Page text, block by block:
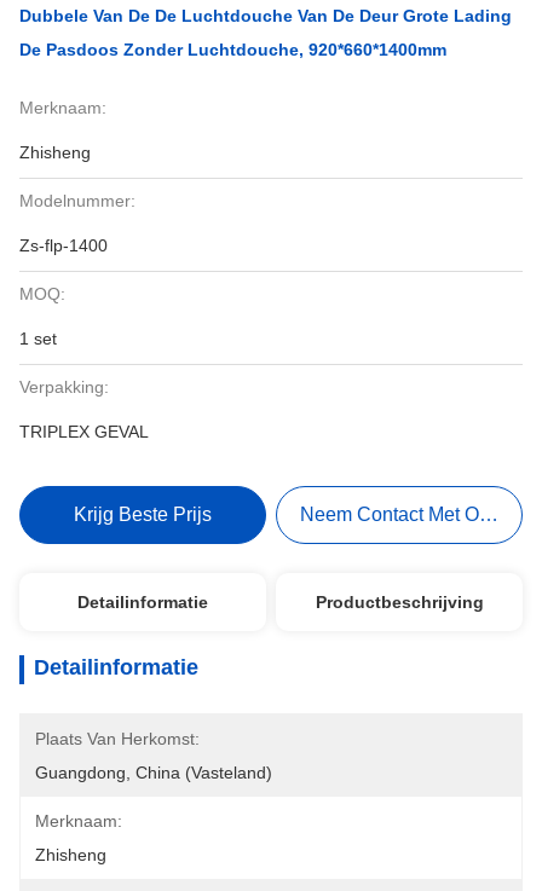
Dubbele Van De De Luchtdouche Van De Deur Grote Lading
De Pasdoos Zonder Luchtdouche, 920*660*1400mm
Merknaam:
Zhisheng
Modelnummer:
Zs-flp-1400
MOQ:
1 set
Verpakking:
TRIPLEX GEVAL
Krijg Beste Prijs Neem Contact Met Ons Op
Detailinformatie Productbeschrijving
Detailinformatie
Plaats Van Herkomst:
Guangdong, China (vasteland)
Merknaam:
Zhisheng